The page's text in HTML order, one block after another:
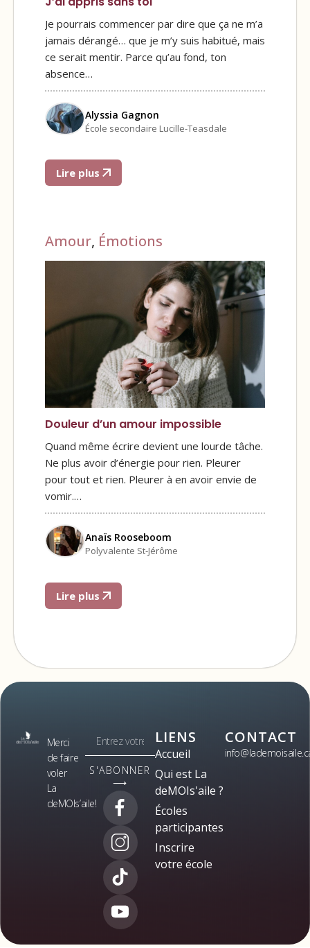
Je pourrais commencer par dire que ça ne m’a
jamais dérangé… que je m’y suis habitué, mais
ce serait mentir. Parce qu’au fond, ton
absence…
Alyssia Gagnon
École secondaire Lucille-Teasdale
Lire plus
Amour, Émotions
Douleur d’un amour impossible
Quand même écrire devient une lourde tâche.
Ne plus avoir d’énergie pour rien. Pleurer
pour tout et rien. Pleurer à en avoir envie de
vomir.…
Anaïs Rooseboom
Polyvalente St-Jérôme
Lire plus
Merci
de faire
voler
La
deMOIs’aile!
S'ABONNER
⟶
LIENS
Accueil
Qui est La
deMOIs'aile ?
Écoles
participantes
Inscrire
votre école
CONTACT